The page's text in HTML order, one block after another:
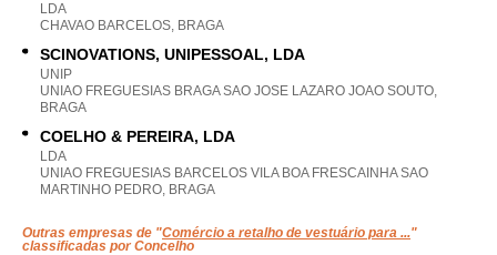
LDA
CHAVAO BARCELOS, BRAGA
SCINOVATIONS, UNIPESSOAL, LDA
UNIP
UNIAO FREGUESIAS BRAGA SAO JOSE LAZARO JOAO SOUTO,
BRAGA
COELHO & PEREIRA, LDA
LDA
UNIAO FREGUESIAS BARCELOS VILA BOA FRESCAINHA SAO
MARTINHO PEDRO, BRAGA
Outras empresas de "Comércio a retalho de vestuário para ..."
classificadas por Concelho